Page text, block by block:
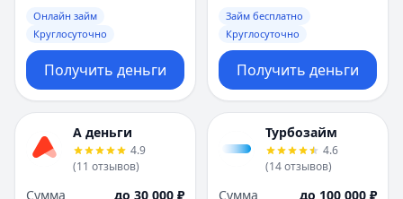
Онлайн займ
Круглосуточно
Получить деньги
Займ бесплатно
Круглосуточно
Получить деньги
А деньги
4.9
(11 отзывов)
Сумма
до 30 000 ₽
Турбозайм
4.6
(14отзывов)
Сумма
до 100 000 ₽